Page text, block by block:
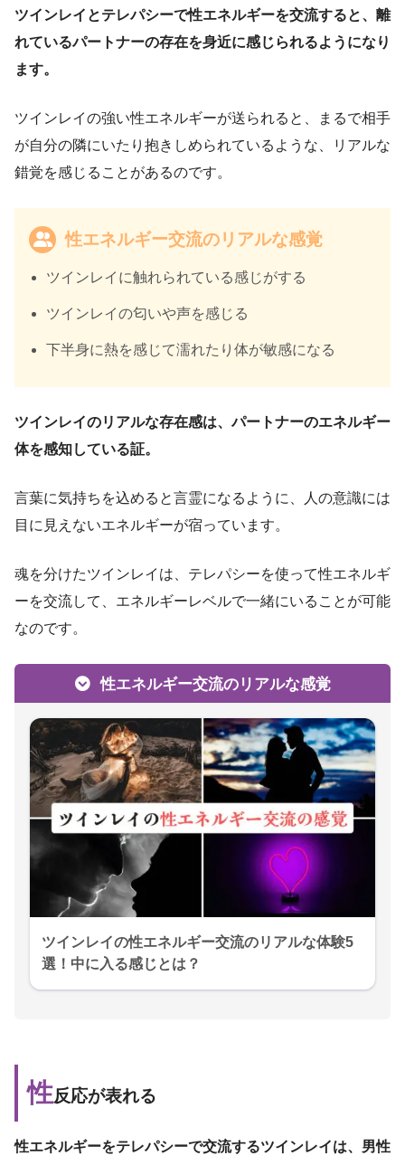
ツインレイとテレパシーで性エネルギーを交流すると、離
れているパートナーの存在を身近に感じられるようになり
ます。
ツインレイの強い性エネルギーが送られると、まるで相手
が自分の隣にいたり抱きしめられているような、リアルな
錯覚を感じることがあるのです。
性エネルギー交流のリアルな感覚
ツインレイに触れられている感じがする
ツインレイの匂いや声を感じる
下半身に熱を感じて濡れたり体が敏感になる
ツインレイのリアルな存在感は、パートナーのエネルギー
体を感知している証。
言葉に気持ちを込めると言霊になるように、人の意識には
目に見えないエネルギーが宿っています。
魂を分けたツインレイは、テレパシーを使って性エネルギ
ーを交流して、エネルギーレベルで一緒にいることが可能
なのです。
性エネルギー交流のリアルな感覚
ツインレイの性エネルギー交流のリアルな体験5
選！中に入る感じとは？
性反応が表れる
性エネルギーをテレパシーで交流するツインレイは、男性